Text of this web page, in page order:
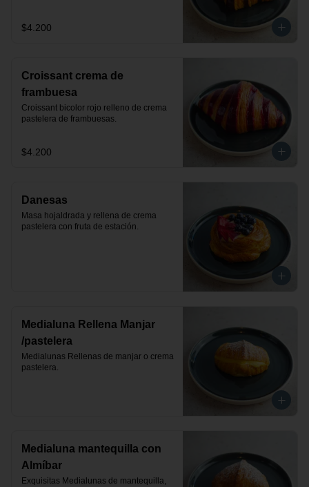
$4.200
Croissant crema de
frambuesa
Croissant bicolor rojo relleno de crema
pastelera de frambuesas.
$4.200
Danesas
Masa hojaldrada y rellena de crema
pastelera con fruta de estación.
Medialuna Rellena Manjar
/pastelera
Medialunas Rellenas de manjar o crema
pastelera.
Medialuna mantequilla con
Almíbar
Exquisitas Medialunas de mantequilla,